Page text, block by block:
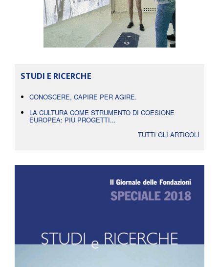
STUDI E RICERCHE
CONOSCERE, CAPIRE PER AGIRE.
LA CULTURA COME STRUMENTO DI COESIONE
EUROPEA: PIÙ PROGETTI...
TUTTI GLI ARTICOLI